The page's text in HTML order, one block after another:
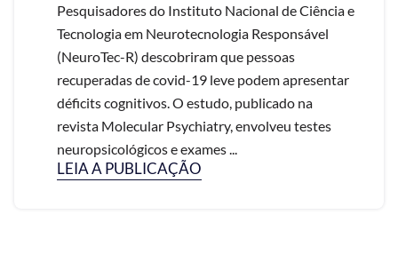
Pesquisadores do Instituto Nacional de Ciência e
Tecnologia em Neurotecnologia Responsável
(NeuroTec-R) descobriram que pessoas
recuperadas de covid-19 leve podem apresentar
déficits cognitivos. O estudo, publicado na
revista Molecular Psychiatry, envolveu testes
neuropsicológicos e exames ...
LEIA A PUBLICAÇÃO